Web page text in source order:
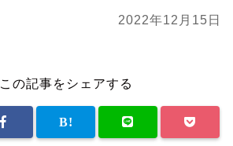
2022年12月15日
この記事をシェアする